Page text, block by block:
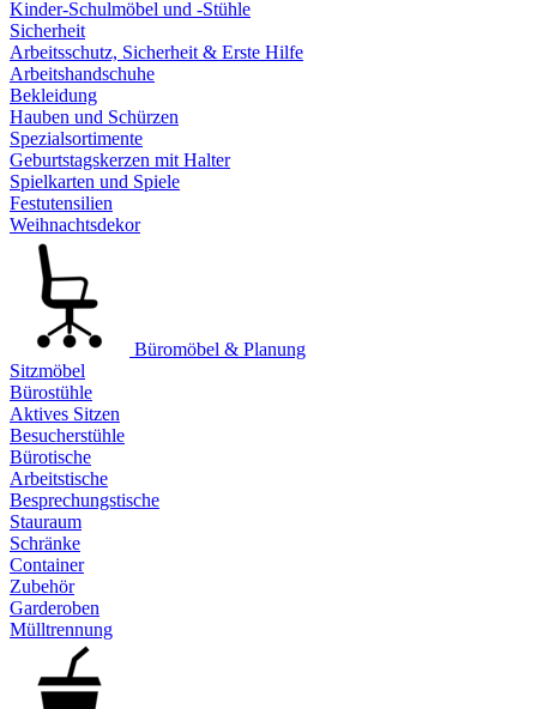
Kinder-Schulmöbel und -Stühle
Sicherheit
Arbeitsschutz, Sicherheit & Erste Hilfe
Arbeitshandschuhe
Bekleidung
Hauben und Schürzen
Spezialsortimente
Geburtstagskerzen mit Halter
Spielkarten und Spiele
Festutensilien
Weihnachtsdekor
Büromöbel & Planung
Sitzmöbel
Bürostühle
Aktives Sitzen
Besucherstühle
Bürotische
Arbeitstische
Besprechungstische
Stauraum
Schränke
Container
Zubehör
Garderoben
Mülltrennung